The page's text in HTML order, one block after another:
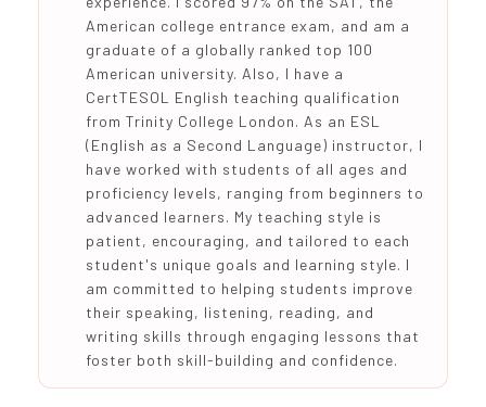
American college entrance exam, and am a
graduate of a globally ranked top 100
American university. Also, I have a
CertTESOL English teaching qualification
from Trinity College London. As an ESL
(English as a Second Language) instructor, I
have worked with students of all ages and
proficiency levels, ranging from beginners to
advanced learners. My teaching style is
patient, encouraging, and tailored to each
student's unique goals and learning style. I
am committed to helping students improve
their speaking, listening, reading, and
writing skills through engaging lessons that
foster both skill-building and confidence.